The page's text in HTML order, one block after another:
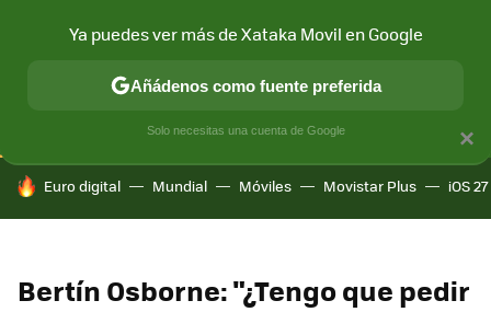
CONECTIVIDAD MÓVIL Y SOCIEDAD APLICACIONES
HOY SE HABLA DE
Euro digital Mundial Móviles Movistar Plus iOS 27
Bertín Osborne: "¿Tengo que pedir
×
Ya puedes ver más de Xataka Movil en Google
Añádenos como fuente preferida
Solo necesitas una cuenta de Google